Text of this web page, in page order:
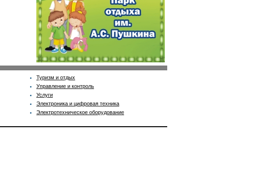
Туризм и отдых
Управление и контроль
Услуги
Электроника и цифровая техника
Электротехническое оборудование